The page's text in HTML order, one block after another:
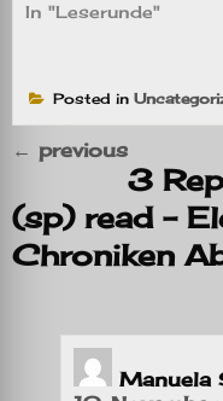
In "Leserunde"
Posted in
← previous
3
(sp) read –
Chroniken
Manuela